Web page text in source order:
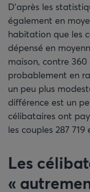
D’après les
également en
habitation que les
dépensé en
maison, contre 360
probablement en
un peu plus
différence est un
célibataires ont
les couples 287 719
Les
«